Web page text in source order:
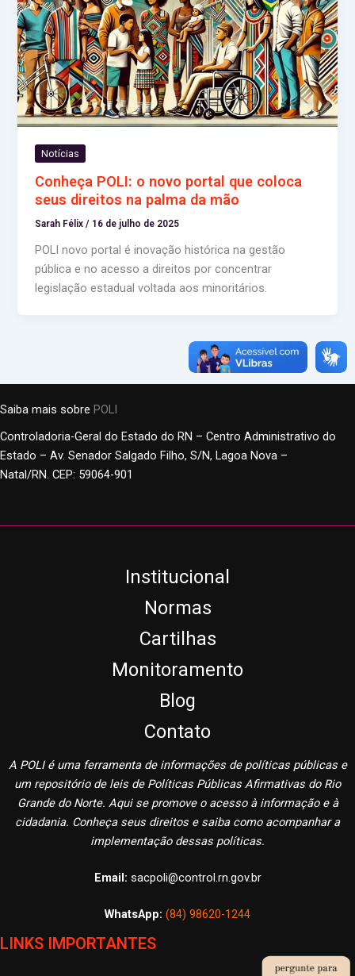
Notícias
Conheça POLI: o novo portal que coloca
seus direitos na palma da mão
Sarah Félix/ 16 de julho de 2025
POLI novo portal é inovação histórica na gestão
pública e no acesso a direitos por concentrar
legislação estadual voltada aos minoritários.
Saiba mais sobre POLI
Controladoria-Geral do Estado do RN – Centro Administrativo do
Estado – Av. Senador Salgado Filho, S/N, Lagoa Nova –
Natal/RN. CEP: 59064-901
Institucional
Normas
Cartilhas
Monitoramento
Blog
Contato
A POLI é uma ferramenta de informações de políticas públicas e
um repositório de leis de Políticas Públicas Afirmativas do Rio
Grande do Norte. Aqui se promove o acesso à informação e à
cidadania. Conheça seus direitos e saiba como acompanhar a
implementação dessas políticas.
Email: sacpoli@control.rn.gov.br
WhatsApp: (84) 98620-1244
LINKS IMPORTANTES